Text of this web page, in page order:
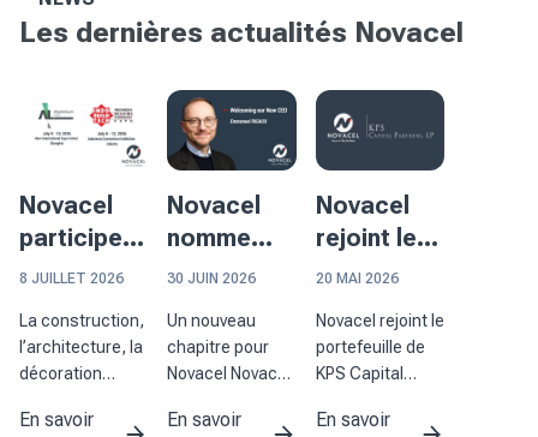
Les dernières actualités Novacel
Novacel
participera
à deux
majeurs en
Asie
8 JUILLET 2026
La construction,
l’architecture, la
décoration
transformation
En savoir
Novacel
nomme
Emmanuel
poste de
Président-
30 JUIN 2026
Un nouveau
chapitre pour
Novacel Novacel
d’annoncer la
En savoir
Novacel
rejoint le
portefeuille
Capital
Partners
20 MAI 2026
Novacel rejoint le
portefeuille de
KPS Capital
renforce ses
En savoir